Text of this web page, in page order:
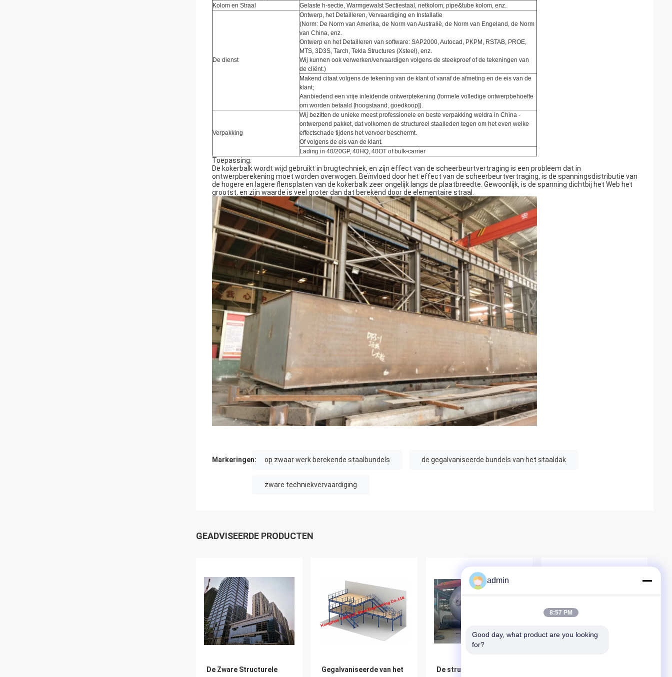
Kolom en Straal
Gelaste h-sectie, Warmgewalst Sectiestaal, netkolom, pipe&tube kolom, enz.
De dienst
Ontwerp, het Detailleren, Vervaardiging en Installatie
(Norm: De Norm van Amerika, de Norm van Australië, de Norm van Engeland, de Norm
van China, enz.
Ontwerp en het Detailleren van software: SAP2000, Autocad, PKPM, RSTAB, PROE,
MTS, 3D3S, Tarch, Tekla Structures (Xsteel), enz.
Wij kunnen ook verwerken/vervaardigen volgens de steekproef of de tekeningen van
de cliënt.)
Makend citaat volgens de tekening van de klant of vanaf de afmeting en de eis van de
klant;
Aanbiedend een vrije inleidende ontwerptekening (formele volledige ontwerpbehoefte
om worden betaald [hoogstaand, goedkoop]).
Verpakking
Wij bezitten de unieke meest professionele en beste verpakking weldra in China -
ontwerpend pakket, dat volkomen de structureel staalleden tegen om het even welke
effectschade tijdens het vervoer beschermt.
Of volgens de eis van de klant.
Lading in 40/20GP, 40HQ, 40OT of bulk-carrier
Toepassing:
De kokerbalk wordt wijd gebruikt in brugtechniek, en zijn effect van de scheerbeurtvertraging is een probleem dat in
ontwerpberekening moet worden overwogen. Beïnvloed door het effect van de scheerbeurtvertraging, is de spanningsdistributie van
de hogere en lagere flensplaten van de kokerbalk zeer ongelijk langs de plaatbreedte. Gewoonlijk, is de spanning dichtbij het Web het
grootst, en zijn waarde is veel groter dan dat berekend door de elementaire straal.
Markeringen: op zwaar werk berekende staalbundels de gegalvaniseerde bundels van het staaldak
zware techniekvervaardiging
GEADVISEERDE PRODUCTEN
De Zware Structurele
Gegalvaniseerde van het
De structurele Zware
admin
8:57 PM
Good day, what product are you looking
for?